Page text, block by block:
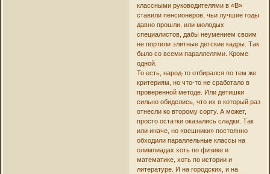
классными руководителями в «В»
ставили пенсионеров, чьи лучшие годы
давно прошли, или молодых
специалистов, дабы неумением своим
не портили элитные детские кадры. Так
было со всеми параллелями. Кроме
одной.
То есть, народ-то отбирался по тем же
критериям, но что-то не сработало в
проверенной методе. Или детишки
сильно обиделись, что их в который раз
отнесли ко второму сорту. А может,
просто остатки оказались сладки. Так
или иначе, но «вешники» постоянно
обходили параллельные классы на
олимпиадах хоть по физике и
математике, хоть по истории и
литературе. И на городских, и на